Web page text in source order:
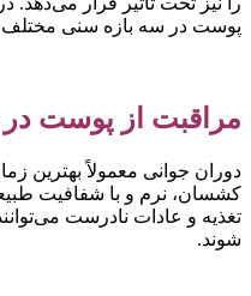
پوست در سه بازه سنی
مراقبت از پوست در جوانی
دوران جوانی معمولاً بهترین
کشسان، نرم و با شفافیت
تغذیه و عادات نادرست
شوند.